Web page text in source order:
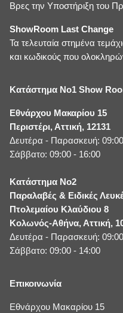
Βρες την Υποστήριξη του
ShowRoom Last Change
Τα τελευταία στημένα
και κωδικούς που
Κατάστημα No1 Show
Εθνάρχου Μακαρίου 15
Περιστέρι, Αττική, 12131
Δευτέρα - Παρασκευή:
Σάββατο: 09:00 - 16:00
Κατάστημα No2
Παραλαβές & Ειδικές
Πτολεμαίου Κλαύδιου 8
Κολωνός-Αθήνα, Αττική,
Δευτέρα - Παρασκευή:
Σάββατο: 09:00 - 14:00
Επικοινωνία
Εθνάρχου Μακαρίου 15